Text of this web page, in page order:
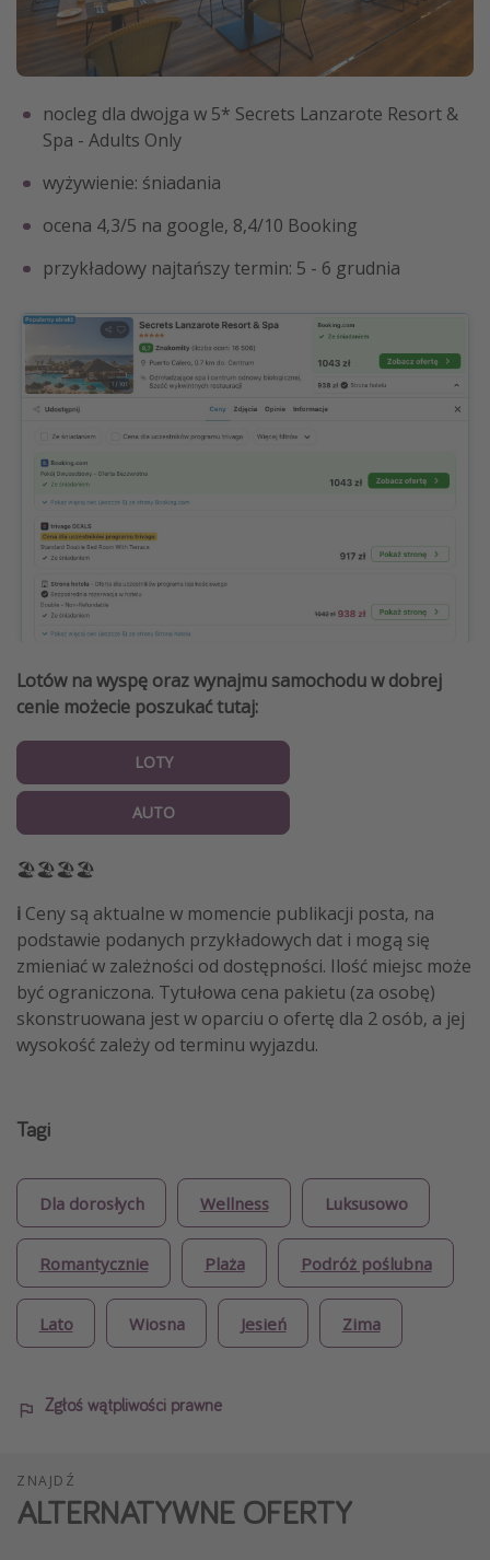
nocleg dla dwojga w 5* Secrets Lanzarote Resort &
Spa - Adults Only
wyżywienie: śniadania
ocena 4,3/5 na google, 8,4/10 Booking
przykładowy najtańszy termin: 5 - 6 grudnia
Lotów na wyspę oraz wynajmu samochodu w dobrej
cenie możecie poszukać tutaj:
LOTY
AUTO
🏖🏖🏖🏖
ℹ️ Ceny są aktualne w momencie publikacji posta, na
podstawie podanych przykładowych dat i mogą się
zmieniać w zależności od dostępności. Ilość miejsc może
być ograniczona. Tytułowa cena pakietu (za osobę)
skonstruowana jest w oparciu o ofertę dla 2 osób, a jej
wysokość zależy od terminu wyjazdu.
Tagi
Dla dorosłych Wellness Luksusowo
Romantycznie Plaża Podróż poślubna
Lato Wiosna Jesień Zima
Zgłoś wątpliwości prawne
ZNAJDŹ
ALTERNATYWNE OFERTY